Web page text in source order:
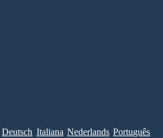
Deutsch Italiana Nederlands Português